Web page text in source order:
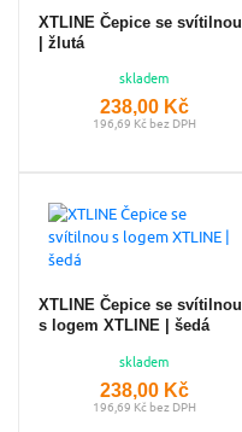
XTLINE Čepice se svítilnou
| žlutá
skladem
238,00 Kč
196,69 Kč bez DPH
XTLINE Čepice se svítilnou
s logem XTLINE | šedá
skladem
238,00 Kč
196,69 Kč bez DPH